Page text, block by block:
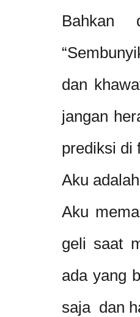
Bahkan
dan
jangan
prediksi di
Aku
Aku
geli saat
ada yang
saja dan